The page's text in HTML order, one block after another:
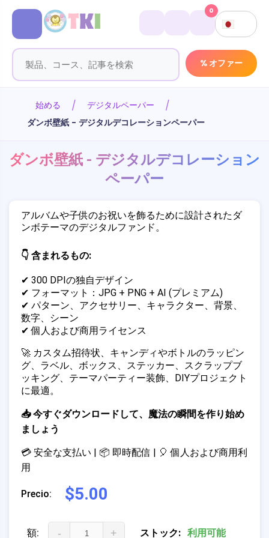
% オファー
0
始める
デジタルペーパー
ダンボ壁紙 - デジタルデコレーションペーパー
ダンボ壁紙 - デジタルデコレーション
ペーパー
アルバムや子供のお祝いを飾るために設計されたダ
ンボテーマのデジタルファンド。
👇 含まれるもの:
✔ 300 DPIの独自デザイン
✔ フォーマット：JPG + PNG + AI (プレミアム)
✔ パターン、アクセサリー、キャラクター、背景、
数字、シーン
✔ 個人および商用ライセンス
🚀 カスタム招待状、キャンディやボトルのラッピン
グ、ラベル、ボックス、ステッカー、スクラップブ
ッキング、テーマパーティー装飾、DIYプロジェクト
に最適。
📥 今すぐダウンロードして、魔法の瞬間を作り始め
ましょう
💳 安全な支払い | 📦 即時配信 | 🎈 個人および商用利
用
Precio: $5.00
額: - + ストック: 利用可能